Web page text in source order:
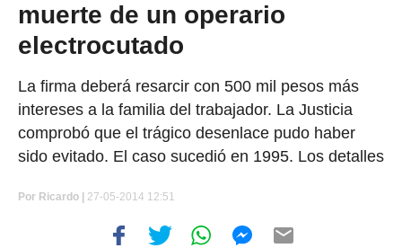
muerte de un operario
electrocutado
La firma deberá resarcir con 500 mil pesos más
intereses a la familia del trabajador. La Justicia
comprobó que el trágico desenlace pudo haber
sido evitado. El caso sucedió en 1995. Los detalles
Por Ricardo | 27-05-2014 12:51